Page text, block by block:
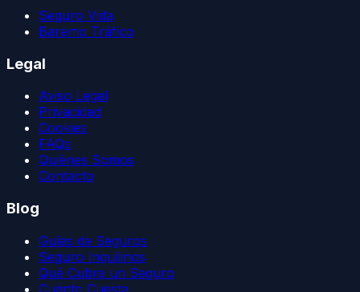
Seguro Vida
Baremo Tráfico
Legal
Aviso Legal
Privacidad
Cookies
FAQs
Quiénes Somos
Contacto
Blog
Guías de Seguros
Seguro Inquilinos
Qué Cubre un Seguro
Cuánto Cuesta